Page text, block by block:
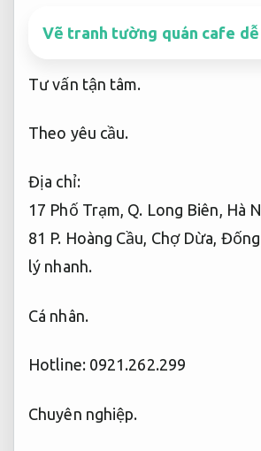
Vẽ tranh tường quán cafe
Tư vấn tận tâm.
Theo yêu cầu.
Địa chỉ:
17 Phố Trạm, Q. Long Biên, Hà
81 P. Hoàng Cầu, Chợ Dừa,
lý nhanh.
Cá nhân.
Hotline: 0921.262.299
Chuyên nghiệp.